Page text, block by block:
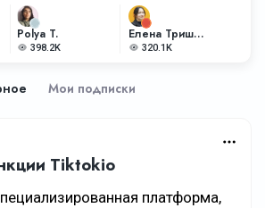
Polya T.
398.2K
Елена Тришкина
320.1K
Мои подписки
Tiktokio
платформа,